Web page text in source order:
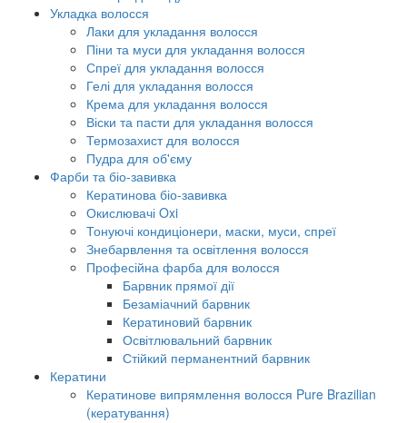
Укладка волосся
Лаки для укладання волосся
Піни та муси для укладання волосся
Спреї для укладання волосся
Гелі для укладання волосся
Крема для укладання волосся
Віски та пасти для укладання волосся
Термозахист для волосся
Пудра для об'єму
Фарби та біо-завивка
Кератинова біо-завивка
Окислювачі Oxi
Тонуючі кондиціонери, маски, муси, спреї
Знебарвлення та освітлення волосся
Професійна фарба для волосся
Барвник прямої дії
Безаміачний барвник
Кератиновий барвник
Освітлювальний барвник
Стійкий перманентний барвник
Кератини
Кератинове випрямлення волосся Pure Brazilian
(кератування)